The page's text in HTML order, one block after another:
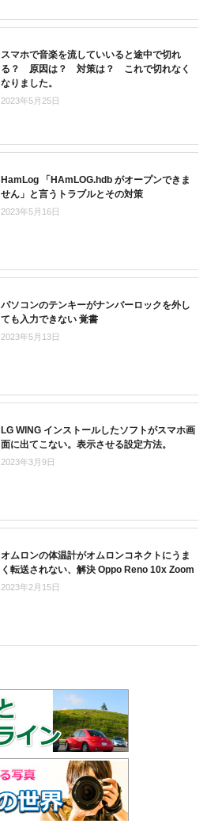
スマホで音楽を流していいると途中で切れ
る？ 原因は？ 対策は？ これで切れなく
なりました。
2023年5月25日
HamLog 「HAmLOG.hdb がオープンできま
せん」と言うトラブルとその対策
2023年5月16日
パソコンのテンキーがナンバーロックを外し
ても入力できない 覚書
2023年5月13日
LG WING インストールしたソフトがスマホ画
面に出てこない。表示させる設定方法。
2023年3月9日
オムロンの体温計がオムロンコネクトにうま
く転送されない、解決 Oppo Reno 10x Zoom
2023年2月15日